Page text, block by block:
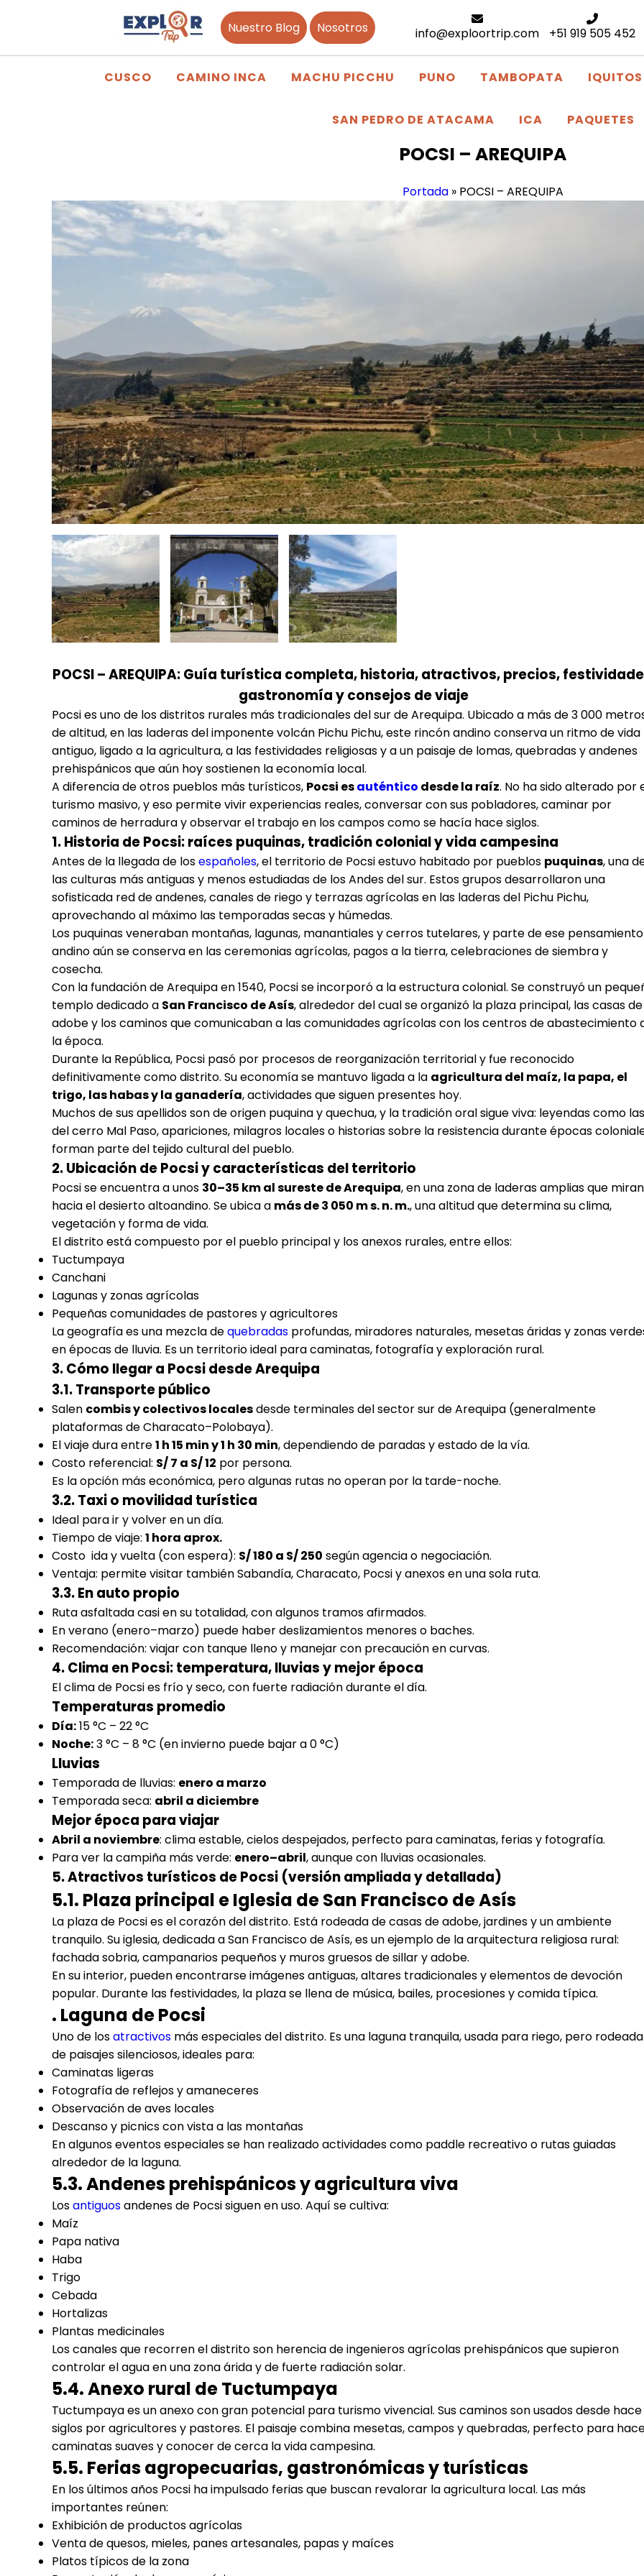
Nuestro Blog Nosotros info@exploortrip.com +51 919 505 452
CUSCO CAMINO INCA MACHU PICCHU PUNO TAMBOPATA IQUITOS
SAN PEDRO DE ATACAMA ICA PAQUETES
POCSI – AREQUIPA
Portada » POCSI – AREQUIPA
POCSI – AREQUIPA: Guía turística completa, historia, atractivos, precios,
gastronomía y consejos de viaje
Pocsi es uno de los distritos rurales más tradicionales del sur de Arequipa. Ubicado a más de 3 000
de altitud, en las laderas del imponente volcán Pichu Pichu, este rincón andino conserva un ritmo de vida
antiguo, ligado a la agricultura, a las festividades religiosas y a un paisaje de lomas, quebradas y andenes
prehispánicos que aún hoy sostienen la economía local.
A diferencia de otros pueblos más turísticos, Pocsi esauténtico desde la raíz. No ha sido alterado por
turismo masivo, y eso permite vivir experiencias reales, conversar con sus pobladores, caminar por
caminos de herradura y observar el trabajo en los campos como se hacía hace siglos.
1. Historia de Pocsi: raíces puquinas, tradición colonial y vida campesina
Antes de la llegada de losespañoles, el territorio de Pocsi estuvo habitado por pueblos puquinas, una
las culturas más antiguas y menos estudiadas de los Andes del sur. Estos grupos desarrollaron una
sofisticada red de andenes, canales de riego y terrazas agrícolas en las laderas del Pichu Pichu,
aprovechando al máximo las temporadas secas y húmedas.
Los puquinas veneraban montañas, lagunas, manantiales y cerros tutelares, y parte de ese pensamiento
andino aún se conserva en las ceremonias agrícolas, pagos a la tierra, celebraciones de siembra y
cosecha.
Con la fundación de Arequipa en 1540, Pocsi se incorporó a la estructura colonial. Se construyó un
templo dedicado a San Francisco de Asís, alrededor del cual se organizó la plaza principal, las casas de
adobe y los caminos que comunicaban a las comunidades agrícolas con los centros de abastecimiento
la época.
Durante la República, Pocsi pasó por procesos de reorganización territorial y fue reconocido
definitivamente como distrito. Su economía se mantuvo ligada a la agricultura del maíz, la papa, el
trigo, las habas y la ganadería, actividades que siguen presentes hoy.
Muchos de sus apellidos son de origen puquina y quechua, y la tradición oral sigue viva: leyendas como las
del cerro Mal Paso, apariciones, milagros locales o historias sobre la resistencia durante épocas
forman parte del tejido cultural del pueblo.
2. Ubicación de Pocsi y características del territorio
Pocsi se encuentra a unos 30–35 km al sureste de Arequipa, en una zona de laderas amplias que miran
hacia el desierto altoandino. Se ubica a más de 3 050 m s. n. m., una altitud que determina su clima,
vegetación y forma de vida.
El distrito está compuesto por el pueblo principal y los anexos rurales, entre ellos:
Tuctumpaya
Canchani
Lagunas y zonas agrícolas
Pequeñas comunidades de pastores y agricultores
La geografía es una mezcla dequebradas profundas, miradores naturales, mesetas áridas y zonas
en épocas de lluvia. Es un territorio ideal para caminatas, fotografía y exploración rural.
3. Cómo llegar a Pocsi desde Arequipa
3.1. Transporte público
Salen combis y colectivos localesdesde terminales del sector sur de Arequipa (generalmente
plataformas de Characato–Polobaya).
El viaje dura entre1 h 15 min y 1 h 30 min, dependiendo de paradas y estado de la vía.
Costo referencial: S/ 7 a S/ 12 por persona.
Es la opción más económica, pero algunas rutas no operan por la tarde-noche.
3.2. Taxi o movilidad turística
Ideal para ir y volver en un día.
Tiempo de viaje: 1 hora aprox.
Costo ida y vuelta (con espera): S/ 180 a S/ 250 según agencia o negociación.
Ventaja: permite visitar también Sabandía, Characato, Pocsi y anexos en una sola ruta.
3.3. En auto propio
Ruta asfaltada casi en su totalidad, con algunos tramos afirmados.
En verano (enero–marzo) puede haber deslizamientos menores o baches.
Recomendación: viajar con tanque lleno y manejar con precaución en curvas.
4. Clima en Pocsi: temperatura, lluvias y mejor época
El clima de Pocsi es frío y seco, con fuerte radiación durante el día.
Temperaturas promedio
Día:15 °C – 22 °C
Noche:3 °C – 8 °C (en invierno puede bajar a 0 °C)
Lluvias
Temporada de lluvias: enero a marzo
Temporada seca: abril a diciembre
Mejor época para viajar
Abril a noviembre: clima estable, cielos despejados, perfecto para caminatas, ferias y fotografía.
Para ver la campiña más verde: enero–abril, aunque con lluvias ocasionales.
5. Atractivos turísticos de Pocsi (versión ampliada y detallada)
5.1. Plaza principal e Iglesia de San Francisco de Asís
La plaza de Pocsi es el corazón del distrito. Está rodeada de casas de adobe, jardines y un ambiente
tranquilo. Su iglesia, dedicada a San Francisco de Asís, es un ejemplo de la arquitectura religiosa rural:
fachada sobria, campanarios pequeños y muros gruesos de sillar y adobe.
En su interior, pueden encontrarse imágenes antiguas, altares tradicionales y elementos de devoción
popular. Durante las festividades, la plaza se llena de música, bailes, procesiones y comida típica.
. Laguna de Pocsi
Uno de losatractivos más especiales del distrito. Es una laguna tranquila, usada para riego, pero rodeada
de paisajes silenciosos, ideales para:
Caminatas ligeras
Fotografía de reflejos y amaneceres
Observación de aves locales
Descanso y picnics con vista a las montañas
En algunos eventos especiales se han realizado actividades como paddle recreativo o rutas guiadas
alrededor de la laguna.
5.3. Andenes prehispánicos y agricultura viva
Losantiguosandenes de Pocsi siguen en uso. Aquí se cultiva:
Maíz
Papa nativa
Haba
Trigo
Cebada
Hortalizas
Plantas medicinales
Los canales que recorren el distrito son herencia de ingenieros agrícolas prehispánicos que supieron
controlar el agua en una zona árida y de fuerte radiación solar.
5.4. Anexo rural de Tuctumpaya
Tuctumpaya es un anexo con gran potencial para turismo vivencial. Sus caminos son usados desde hace
siglos por agricultores y pastores. El paisaje combina mesetas, campos y quebradas, perfecto para
caminatas suaves y conocer de cerca la vida campesina.
5.5. Ferias agropecuarias, gastronómicas y turísticas
En los últimos años Pocsi ha impulsado ferias que buscan revalorar la agricultura local. Las más
importantes reúnen:
Exhibición de productos agrícolas
Venta de quesos, mieles, panes artesanales, papas y maíces
Platos típicos de la zona